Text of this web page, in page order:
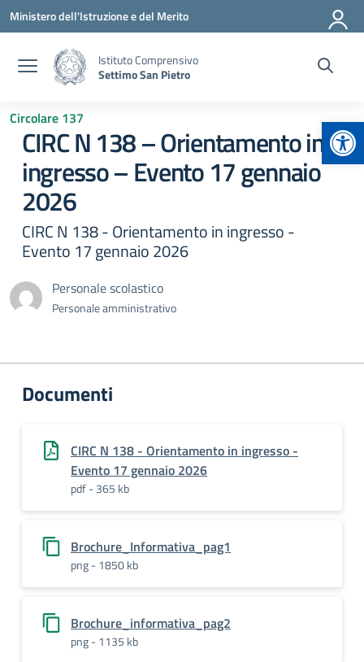
Vai ai contenuti
Vai al menu di navigazione
Vai al footer
Ministero dell'Istruzione e del Merito
Istituto Comprensivo
Settimo San Pietro
Circolare 137
CIRC N 138 – Orientamento in
ingresso – Evento 17 gennaio
2026
CIRC N 138 - Orientamento in ingresso -
Evento 17 gennaio 2026
Personale scolastico
Personale amministrativo
Documenti
CIRC N 138 - Orientamento in ingresso -
Evento 17 gennaio 2026
pdf - 365 kb
Brochure_Informativa_pag1
png - 1850 kb
Brochure_informativa_pag2
png - 1135 kb